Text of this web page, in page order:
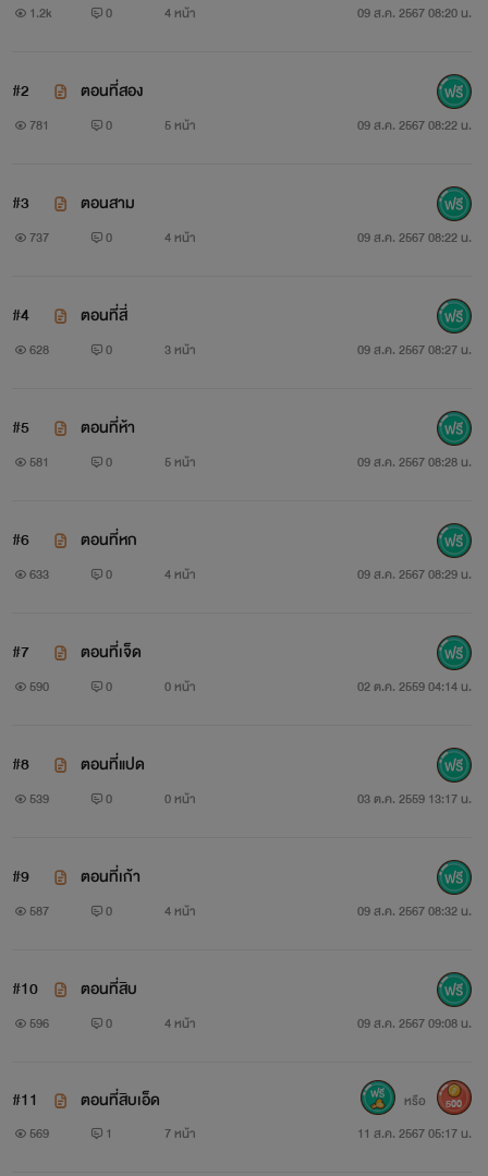
1.2k 0 4 หน้า 09 ส.ค. 2567 08:20 น.
#2 ตอนที่สอง
781 0 5 หน้า 09 ส.ค. 2567 08:22 น.
#3 ตอนสาม
737 0 4 หน้า 09 ส.ค. 2567 08:22 น.
#4 ตอนที่สี่
628 0 3 หน้า 09 ส.ค. 2567 08:27 น.
#5 ตอนที่ห้า
581 0 5 หน้า 09 ส.ค. 2567 08:28 น.
#6 ตอนที่หก
633 0 4 หน้า 09 ส.ค. 2567 08:29 น.
#7 ตอนที่เจ็ด
590 0 0 หน้า 02 ต.ค. 2559 04:14 น.
#8 ตอนที่แปด
539 0 0 หน้า 03 ต.ค. 2559 13:17 น.
#9 ตอนที่เก้า
587 0 4 หน้า 09 ส.ค. 2567 08:32 น.
#10 ตอนที่สิบ
596 0 4 หน้า 09 ส.ค. 2567 09:08 น.
#11 ตอนที่สิบเอ็ด
569 1 7 หน้า 11 ส.ค. 2567 05:17 น.
หรือ 500